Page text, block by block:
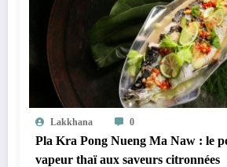
Lakkhana 0
Pla Kra Pong Nueng Ma Naw : le
vapeur thaï aux saveurs citronnées